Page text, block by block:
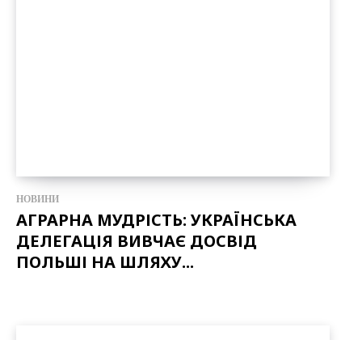
НОВИНИ
АГРАРНА МУДРІСТЬ: УКРАЇНСЬКА
ДЕЛЕГАЦІЯ ВИВЧАЄ ДОСВІД
ПОЛЬШІ НА ШЛЯХУ...